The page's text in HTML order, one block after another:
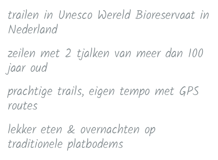
trailen in Unesco Wereld Bioreservaat in
Nederland
zeilen met 2 tjalken van meer dan 100
jaar oud
prachtige trails, eigen tempo met GPS
routes
lekker eten & overnachten op
traditionele platbodems